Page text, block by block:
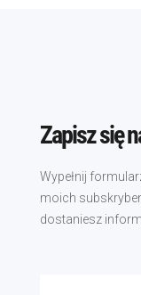
Zapisz się
Wypełnij
moich
dostaniesz